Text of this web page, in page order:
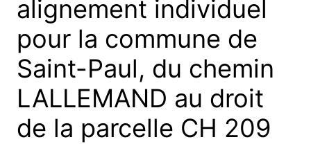
alignement individuel
pour la commune de
Saint-Paul, du chemin
LALLEMAND au droit
de la parcelle CH 209